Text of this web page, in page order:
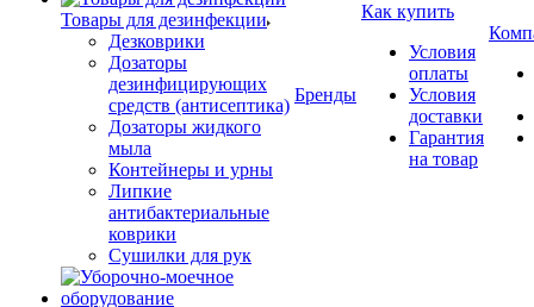
Товары для дезинфекции
Дезковрики
Дозаторы
дезинфицирующих
средств (антисептика)
Дозаторы жидкого
мыла
Контейнеры и урны
Липкие
антибактериальные
коврики
Сушилки для рук
Бренды
Как купить
Условия
оплаты
Условия
доставки
Гарантия
на товар